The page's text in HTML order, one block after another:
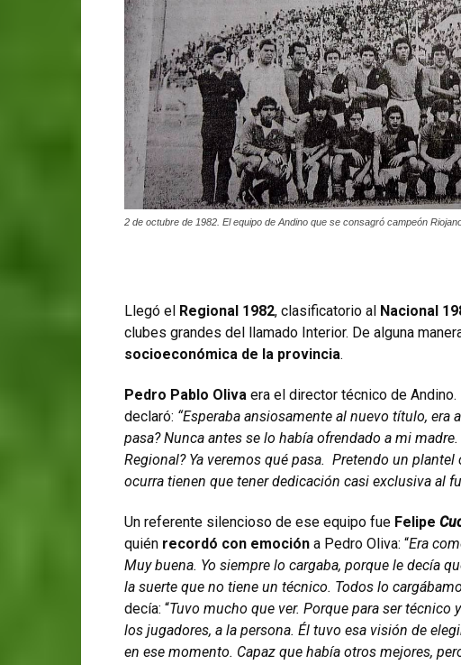
2 de octubre de 1982. El equipo de Andino que se consagró campeón
Llegó el Regional 1982, clasificatorio al Nacional
clubes grandes del llamado Interior. De alguna
socioeconómica de la provincia.
Pedro Pablo Oliva era el director técnico de
declaró: “Esperaba ansiosamente al nuevo título, era
pasa? Nunca antes se lo había ofrendado a mi
Regional? Ya veremos qué pasa. Pretendo un
ocurra tienen que tener dedicación casi exclusiva al
Un referente silencioso de ese equipo fue Felipe
quién recordó con emoción a Pedro Oliva: “Era
Muy buena. Yo siempre lo cargaba, porque le decía
la suerte que no tiene un técnico. Todos lo
decía: “Tuvo mucho que ver. Porque para ser técnico
los jugadores, a la persona. Él tuvo esa visión de
en ese momento. Capaz que había otros mejores,